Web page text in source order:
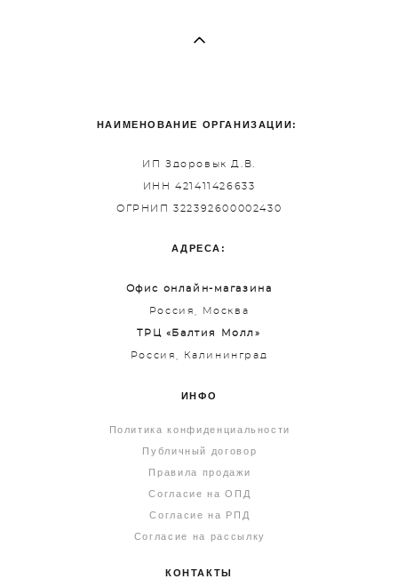
НАИМЕНОВАНИЕ ОРГАНИЗАЦИИ:
ИП Здоровык Д.В.
ИНН 421411426633
ОГРНИП 322392600002430
АДРЕСА:
Офис онлайн-магазина
Россия, Москва
ТРЦ «Балтия Молл»
Россия, Калининград
ИНФО
Политика конфиденциальности
Публичный договор
Правила продажи
Согласие на ОПД
Согласие на РПД
Согласие на рассылку
КОНТАКТЫ